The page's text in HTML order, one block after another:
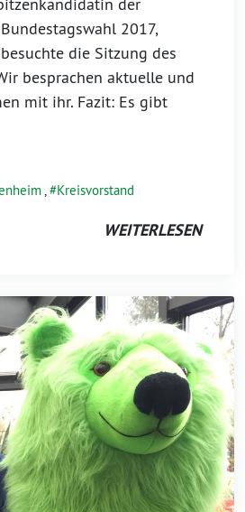
2017,
die Sitzung des
besprachen aktuelle und
mit ihr. Fazit: Es gibt
, Kreisvorstand
WEITERLESEN